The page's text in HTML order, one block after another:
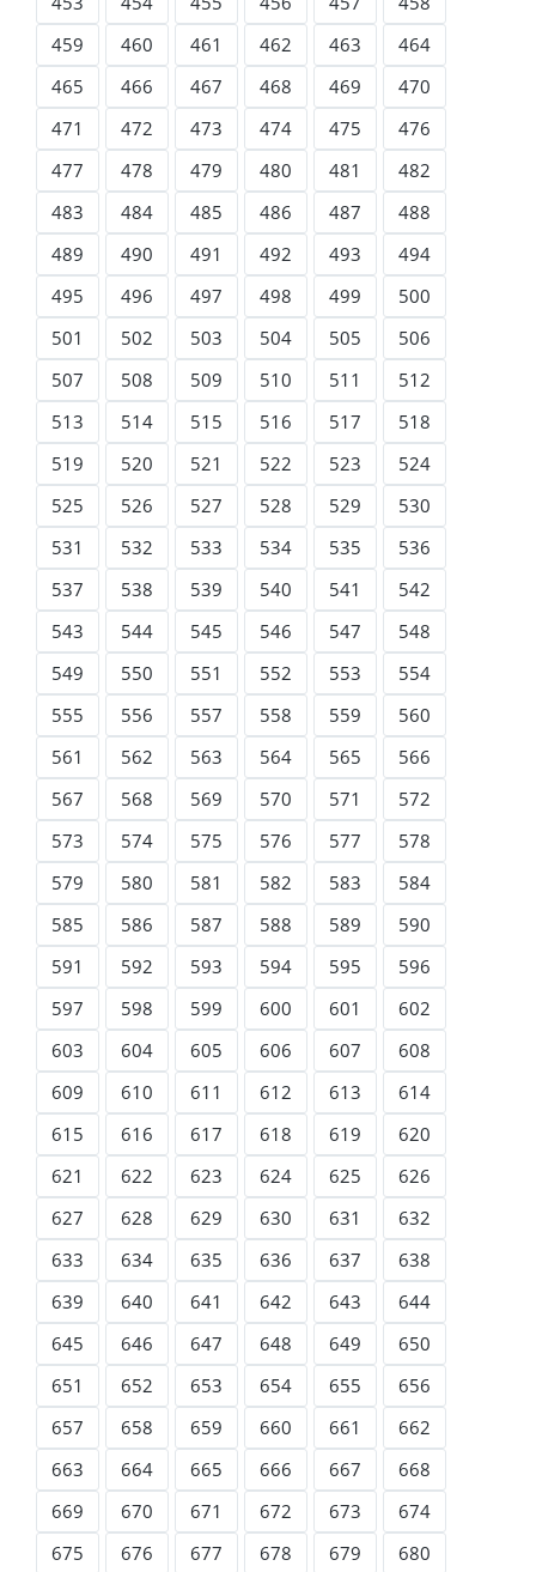
459
460 461 462 463
464
465
466 467 468 469
470
471
472 473 474 475
476
477
478 479 480 481
482
483
484 485 486 487
488
489
490 491 492 493
494
495
496 497 498 499
500
501
502 503 504 505
506
507
508 509 510 511
512
513
514 515 516 517
518
519
520 521 522 523
524
525
526 527 528 529
530
531
532 533 534 535
536
537
538 539 540 541
542
543
544 545 546 547
548
549
550 551 552 553
554
555
556 557 558 559
560
561
562 563 564 565
566
567
568 569 570 571
572
573
574 575 576 577
578
579
580 581 582 583
584
585
586 587 588 589
590
591
592 593 594 595
596
597
598 599 600 601
602
603
604 605 606 607
608
609
610 611 612 613
614
615
616 617 618 619
620
621
622 623 624 625
626
627
628 629 630 631
632
633
634 635 636 637
638
639
640 641 642 643
644
645
646 647 648 649
650
651
652 653 654 655
656
657
658 659 660 661
662
663
664 665 666 667
668
669
670 671 672 673
674
675
676 677 678 679
680